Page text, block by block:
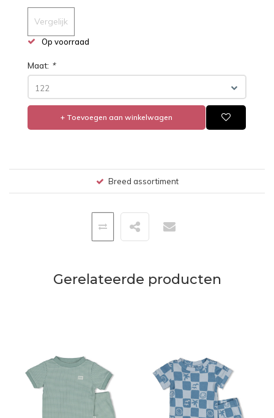
Vergelijk
Op voorraad
Maat: *
122
+ Toevoegen aan winkelwagen
Breed assortiment
Gerelateerde producten